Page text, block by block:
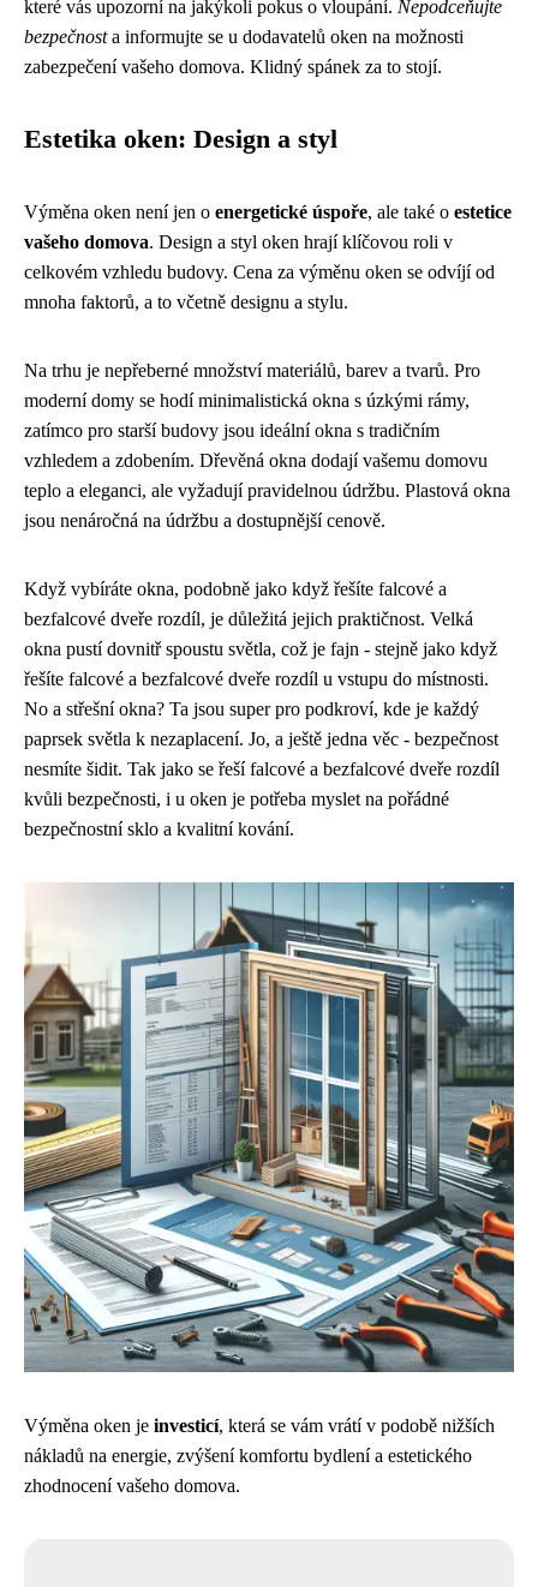
které vás upozorní na jakýkoli pokus o vloupání. Nepodceňujte
bezpečnosta informujte se u dodavatelů oken na možnosti
zabezpečení vašeho domova. Klidný spánek za to stojí.
Estetika oken: Design a styl
Výměna oken není jen o energetické úspoře, ale také o estetice
vašeho domova. Design a styl oken hrají klíčovou roli v
celkovém vzhledu budovy. Cena za výměnu oken se odvíjí od
mnoha faktorů, a to včetně designu a stylu.
Na trhu je nepřeberné množství materiálů, barev a tvarů. Pro
moderní domy se hodí minimalistická okna s úzkými rámy,
zatímco pro starší budovy jsou ideální okna s tradičním
vzhledem a zdobením. Dřevěná okna dodají vašemu domovu
teplo a eleganci, ale vyžadují pravidelnou údržbu. Plastová okna
jsou nenáročná na údržbu a dostupnější cenově.
Když vybíráte okna, podobně jako když řešíte falcové a
bezfalcové dveře rozdíl, je důležitá jejich praktičnost. Velká
okna pustí dovnitř spoustu světla, což je fajn - stejně jako když
řešíte falcové a bezfalcové dveře rozdíl u vstupu do místnosti.
No a střešní okna? Ta jsou super pro podkroví, kde je každý
paprsek světla k nezaplacení. Jo, a ještě jedna věc - bezpečnost
nesmíte šidit. Tak jako se řeší falcové a bezfalcové dveře rozdíl
kvůli bezpečnosti, i u oken je potřeba myslet na pořádné
bezpečnostní sklo a kvalitní kování.
Výměna oken je investicí, která se vám vrátí v podobě nižších
nákladů na energie, zvýšení komfortu bydlení a estetického
zhodnocení vašeho domova.